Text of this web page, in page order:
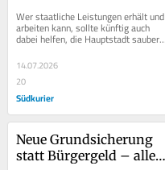
Wer staatliche Leistungen erhält und
arbeiten kann, sollte künftig auch
dabei helfen, die Hauptstadt sauber
zu halten. Mit dieser Forderung hat...
14.07.2026
20
Südkurier
Neue Grundsicherung
statt Bürgergeld – alle